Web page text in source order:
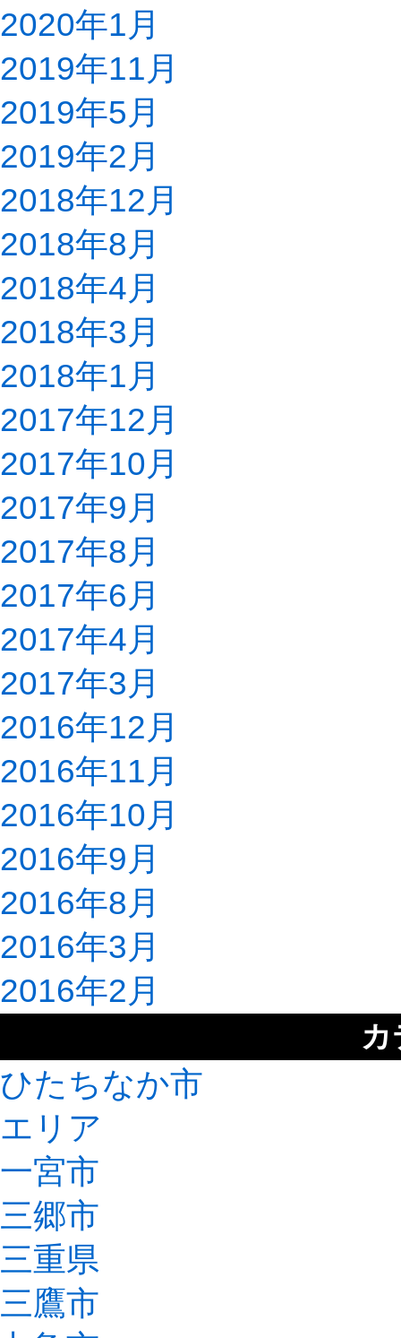
2020年1月
2019年11月
2019年5月
2019年2月
2018年12月
2018年8月
2018年4月
2018年3月
2018年1月
2017年12月
2017年10月
2017年9月
2017年8月
2017年6月
2017年4月
2017年3月
2016年12月
2016年11月
2016年10月
2016年9月
2016年8月
2016年3月
2016年2月
ひたちなか市
エリア
一宮市
三郷市
三重県
三鷹市